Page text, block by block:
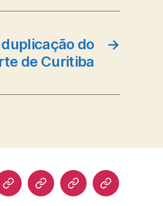
→
do
de Curitiba
AtuaçãoArtigosNorte Discursos